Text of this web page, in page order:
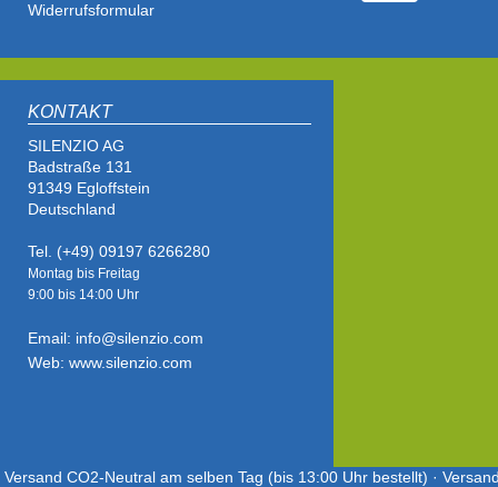
Widerrufsformular
KONTAKT
SILENZIO AG
Badstraße 131
91349 Egloffstein
Deutschland
Tel. (+49) 09197 6266280
Montag bis Freitag
9:00 bis 14:00 Uhr
Email: info@silenzio.com
Web: www.silenzio.com
Versand CO2-Neutral am selben Tag (bis 13:00 Uhr bestellt) ·